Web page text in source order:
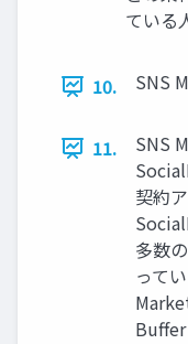
ている
10. SNS
11.
SNS
契約
多数
って